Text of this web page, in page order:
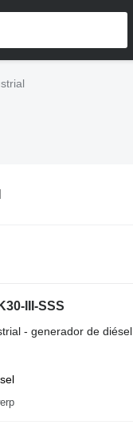
III-SSS
- generador de diésel